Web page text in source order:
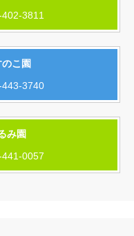
3811
のこ園
3740
み園
0057